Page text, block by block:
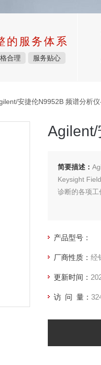
的服务体系
合理 服务贴心
安捷伦N9952B 频谱分析
简要描述：
Keysight
诊断的各项工
产品型号：
厂商性质： 经
更新时间：
访 问 量：